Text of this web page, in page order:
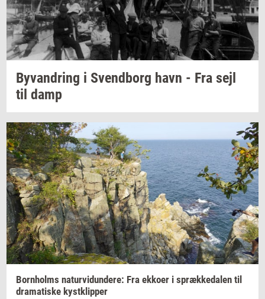
Byvan­dring i Svend­borg havn - Fra sejl
til damp
Born­holms na­tur­vi­dun­de­re: Fra ek­ko­er i spræk­ke­da­len til
dra­ma­ti­ske kyst­klip­per